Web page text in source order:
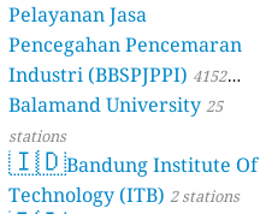
Pelayanan Jasa
Pencegahan Pencemaran
Industri (BBSPJPPI) 4152
stations
Balamand University25
stations
🇮🇩Bandung Institute Of
Technology (ITB) 2 stations